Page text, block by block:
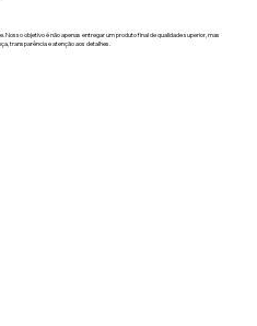
objetivo é não apenas entregar um produto final de qualidade superior, mas
transparência e atenção aos detalhes.